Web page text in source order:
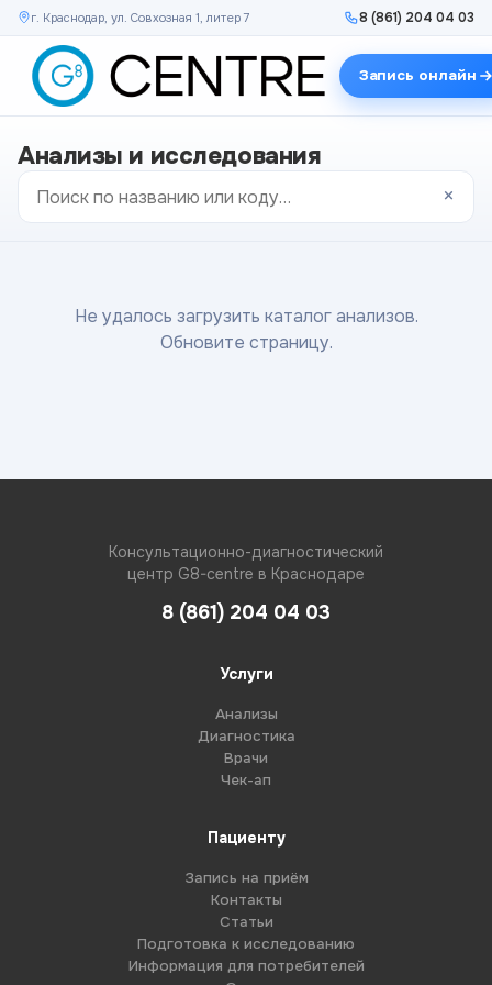
г. Краснодар, ул. Совхозная 1, литер 7 8 (861) 204 04 03
Запись онлайн
Анализы и исследования
×
Не удалось загрузить каталог анализов.
Обновите страницу.
Консультационно-диагностический
центр G8-centre в Краснодаре
8 (861) 204 04 03
Услуги
Анализы
Диагностика
Врачи
Чек-ап
Пациенту
Запись на приём
Контакты
Статьи
Подготовка к исследованию
Информация для потребителей